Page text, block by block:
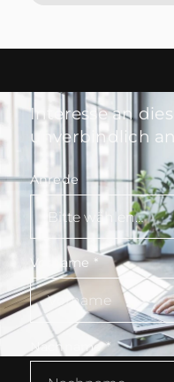
Interesse an
unverbindlich
Anrede
Vorname *
Nachname*